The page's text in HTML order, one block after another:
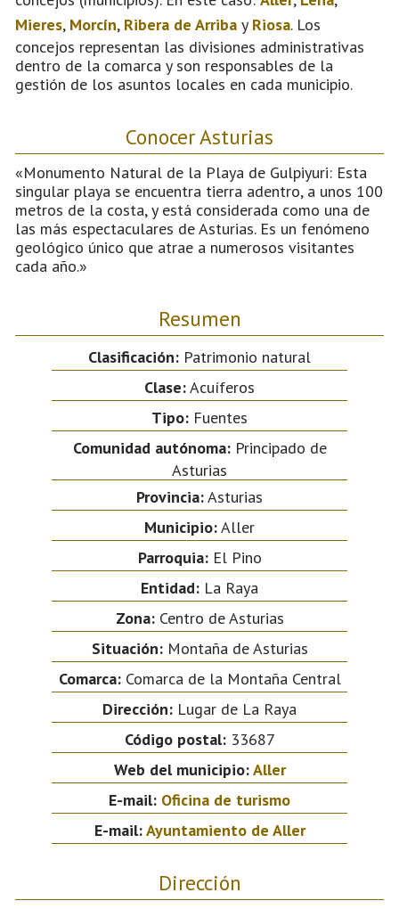
Mieres, Morcín, Ribera de Arriba y Riosa. Los
concejos representan las divisiones administrativas
dentro de la comarca y son responsables de la
gestión de los asuntos locales en cada municipio.
Conocer Asturias
«Monumento Natural de la Playa de Gulpiyuri: Esta
singular playa se encuentra tierra adentro, a unos 100
metros de la costa, y está considerada como una de
las más espectaculares de Asturias. Es un fenómeno
geológico único que atrae a numerosos visitantes
cada año.»
Resumen
Clasificación: Patrimonio natural
Clase:Acuíferos
Tipo: Fuentes
Comunidad autónoma:Principado de
Asturias
Provincia:Asturias
Municipio:Aller
Parroquia:El Pino
Entidad: La Raya
Zona:Centro de Asturias
Situación:Montaña de Asturias
Comarca:Comarca de la Montaña Central
Dirección: Lugar de La Raya
Código postal:33687
Web del municipio:Aller
E-mail: Oficina de turismo
E-mail:Ayuntamiento de Aller
Dirección